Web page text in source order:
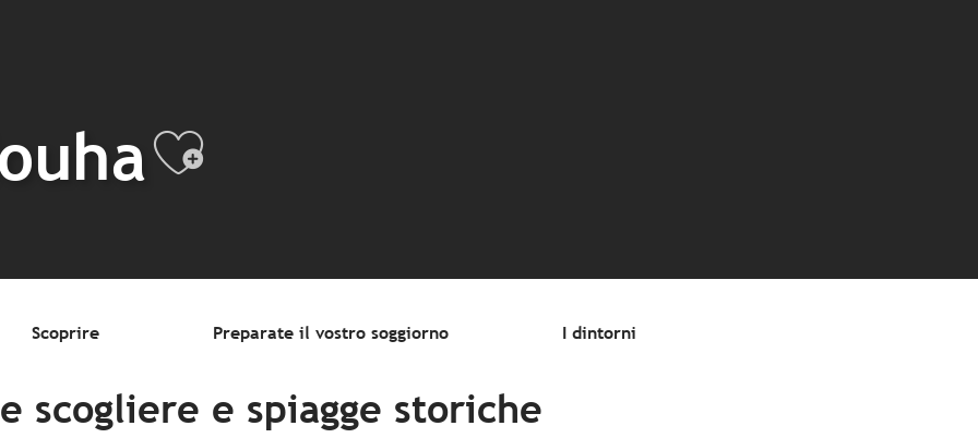
Ajouter aux favoris
Scoprire Preparate il vostro soggiorno I dintorni
scogliere e spiagge storiche